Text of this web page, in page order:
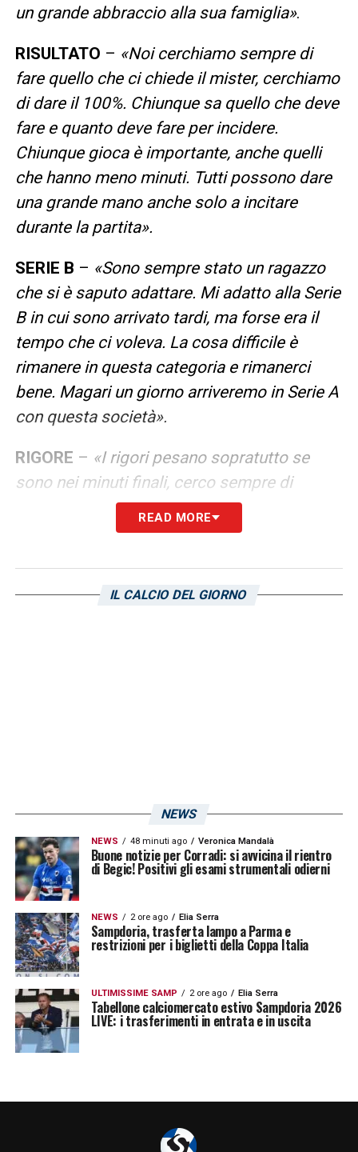
un grande abbraccio alla sua famiglia».
RISULTATO – «Noi cerchiamo sempre di
fare quello che ci chiede il mister, cerchiamo
di dare il 100%. Chiunque sa quello che deve
fare e quanto deve fare per incidere.
Chiunque gioca è importante, anche quelli
che hanno meno minuti. Tutti possono dare
una grande mano anche solo a incitare
durante la partita».
SERIE B – «Sono sempre stato un ragazzo
che si è saputo adattare. Mi adatto alla Serie
B in cui sono arrivato tardi, ma forse era il
tempo che ci voleva. La cosa difficile è
rimanere in questa categoria e rimanerci
bene. Magari un giorno arriveremo in Serie A
con questa società».
RIGORE – «I rigori pesano sopratutto se
sono nei minuti finali, cerco sempre di
mantenere la calma e buttarla dentro. È
importante quello».
READ MORE
IL CALCIO DEL GIORNO
NEWS
NEWS 48 minuti ago Veronica Mandalà
Buone notizie per Corradi: si avvicina il rientro
di Begic! Positivi gli esami strumentali odierni
NEWS 2 ore ago Elia Serra
Sampdoria, trasferta lampo a Parma e
restrizioni per i biglietti della Coppa Italia
ULTIMISSIME SAMP 2 ore ago Elia Serra
Tabellone calciomercato estivo Sampdoria 2026
LIVE: i trasferimenti in entrata e in uscita